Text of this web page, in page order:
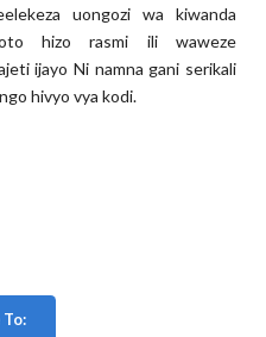
uongozi wa kiwanda
hizo rasmi ili waweze
ijayo Ni namna gani serikali
hivyo vya kodi.
To: